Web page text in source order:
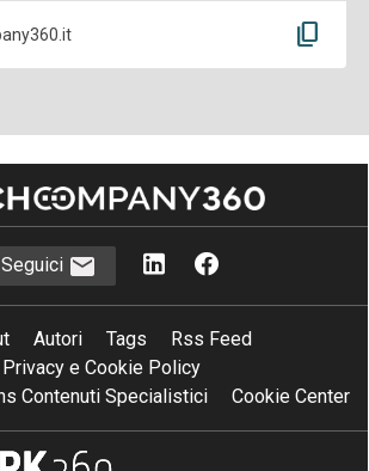
content_copy
Seguici
Autori Tags
Rss Feed
Privacy e Cookie Policy
Contenuti Specialistici
Cookie Center